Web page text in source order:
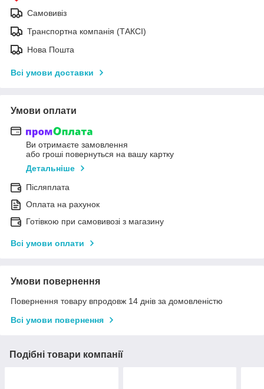
Самовивіз
Транспортна компанія (ТАКСІ)
Нова Пошта
Всі умови доставки
Умови оплати
Ви отримаєте замовлення
або гроші повернуться на вашу картку
Детальніше
Післяплата
Оплата на рахунок
Готівкою при самовивозі з магазину
Всі умови оплати
Умови повернення
Повернення товару впродовж 14 днів за домовленістю
Всі умови повернення
Подібні товари компанії